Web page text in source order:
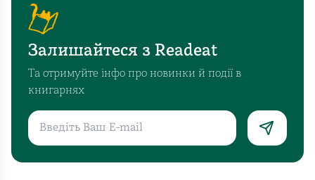
Залишайтеся з Readeat
Та отримуйте інфо про новинки й події в
книгарнях